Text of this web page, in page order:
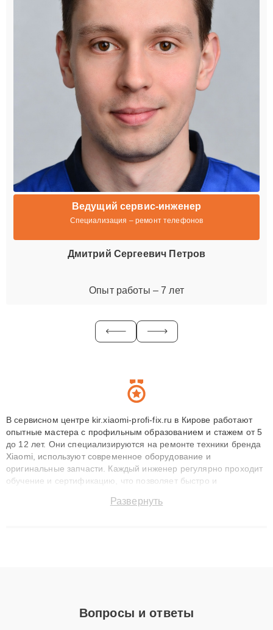
Ведущий сервис-инженер
Специализация – ремонт телефонов
Дмитрий Сергеевич Петров
Опыт работы – 7 лет
В сервисном центре kir.xiaomi-profi-fix.ru в Кирове работают
опытные мастера с профильным образованием и стажем от 5
до 12 лет. Они специализируются на ремонте техники бренда
Xiaomi, используют современное оборудование и
оригинальные запчасти. Каждый инженер регулярно проходит
обучение и сертификацию, что позволяет быстро и
сохранением гарантии до 3 лет. Наши мастера решают
Развернуть
Вопросы и ответы